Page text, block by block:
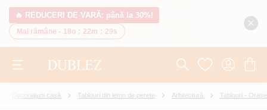
🔥 REDUCERI DE VARĂ: până la 30%!
Mai rămâne - 18o : 22m : 28s
Decorațiuni casă Tablouri din lemn de perete Arhitectură Tablouri - Orașe